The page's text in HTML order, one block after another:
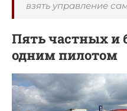
взять управление
Пять частных и
одним пилотом